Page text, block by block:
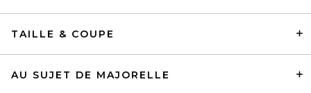
TAILLE & COUPE
AU SUJET DE MAJORELLE